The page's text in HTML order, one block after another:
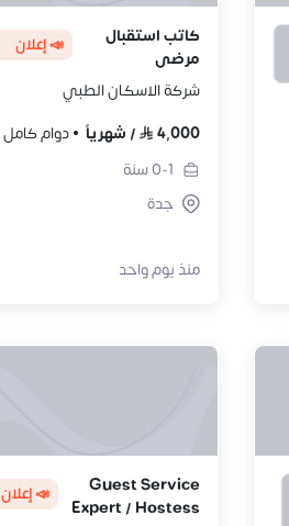
كاتب استقبال
مرضى
📣 إعلان
شركة الاسكان الطبي
4,000
/ شهرياً
دوام كامل
0-1سنة
جدة
منذ يوم واحد
Guest Service
Expert / Hostess
📣 إعلان